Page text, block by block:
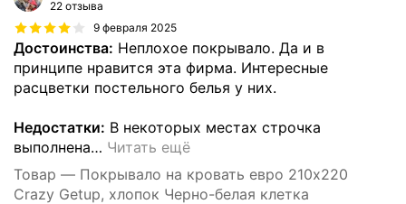
22 отзыва
9 февраля 2025
Достоинства: Неплохое покрывало. Да и в
принципе нравится эта фирма. Интересные
расцветки постельного белья у них.
Недостатки: В некоторых местах строчка
выполнена… Читать ещё
Товар — Покрывало на кровать евро 210х220
Crazy Getup, хлопок Черно-белая клетка